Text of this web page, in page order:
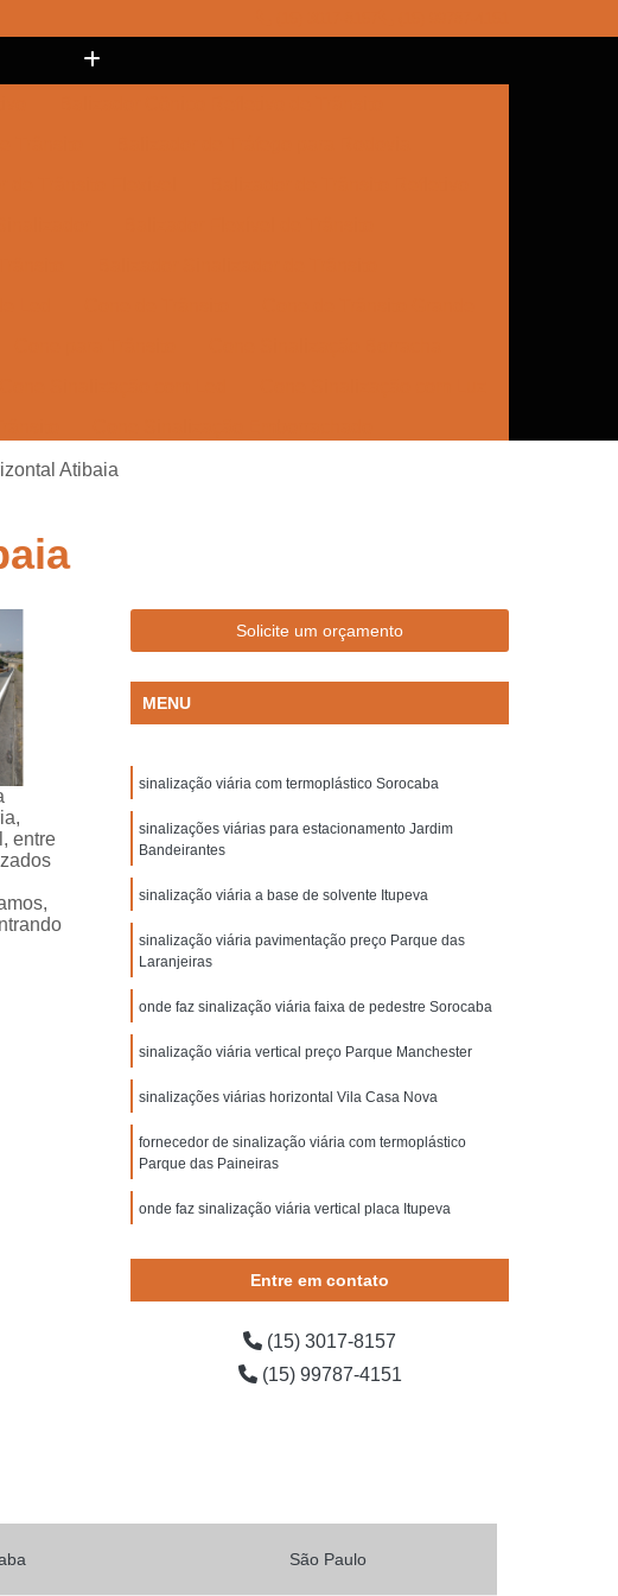
Cone Trânsito
Empresa de Sinalização Viária
Empresa Sinalização
Trânsito
Lombada de Borracha para Condomínio
Elevada
Lombada para Garagem
Lombada Quebra Mola
Sinalização
Pintura de Sinalização Horizontal
Pintura de Sinalização Viária
Sinalização
Pintura Sinalização Horizontal
Horizontal
Placas de Sinalização de Segurança Bombeiros
de Segurança contra Incêndio
Segurança do Trabalho Construção Civil
de Segurança em Obras
de Segurança Escadas
de Segurança para Condomínio
Placas de Sinalização de Rodovia
de Obras
Sinalização de Obras de Vias
Atibaia
entre
Solicite um orçamento
MENU
sinalização viária com termoplástico Sorocaba
sinalizações viárias para estacionamento Jardim
Bandeirantes
sinalização viária a base de solvente Itupeva
sinalização viária pavimentação preço Parque das
Laranjeiras
onde faz sinalização viária faixa de pedestre Sorocaba
sinalização viária vertical preço Parque Manchester
sinalizações viárias horizontal Vila Casa Nova
fornecedor de sinalização viária com termoplástico
Parque das Paineiras
onde faz sinalização viária vertical placa Itupeva
Entre em contato
(15) 3017-8157
(15) 99787-4151
São Paulo